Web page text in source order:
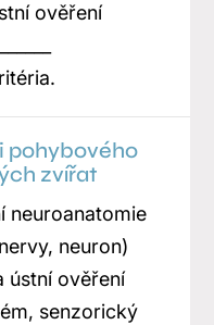
ověření
pohybového
zvířat
neuroanatomie
neuron)
ústní ověření
senzorický